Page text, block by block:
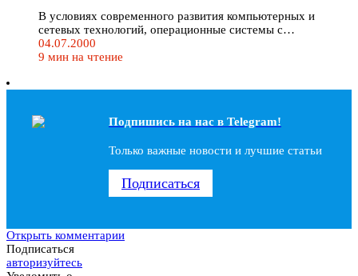
В условиях современного развития компьютерных и
сетевых технологий, операционные системы с…
04.07.2000
9 мин на чтение
Подпишись на наc в Telegram!
Только важные новости и лучшие статьи
Подписаться
Открыть комментарии
Подписаться
авторизуйтесь